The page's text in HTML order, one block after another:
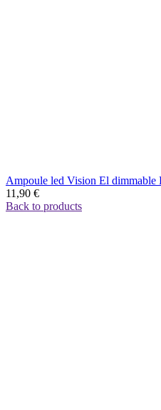
Ampoule led Vision El
11,90 €
Back to products